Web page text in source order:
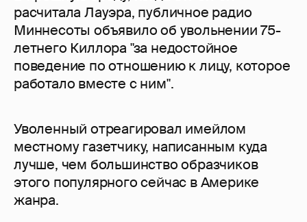
расчитала Лауэра, публичное радио
Миннесоты объявило об увольнении 75-
летнего Киллора "за недостойное
поведение по отношению к лицу, которое
работало вместе с ним".
Уволенный отреагировал имейлом
местному газетчику, написанным куда
лучше, чем большинство образчиков
этого популярного сейчас в Америке
жанра.